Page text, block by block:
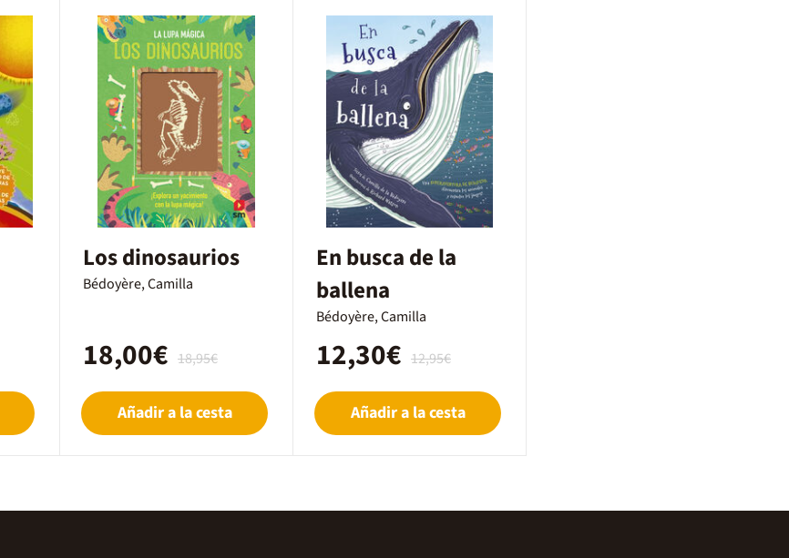
Los dinosaurios
Bédoyère, Camilla
18,95€
18,00€
Añadir a la cesta
En busca de la
ballena
Bédoyère, Camilla
12,95€
12,30€
Añadir a la cesta